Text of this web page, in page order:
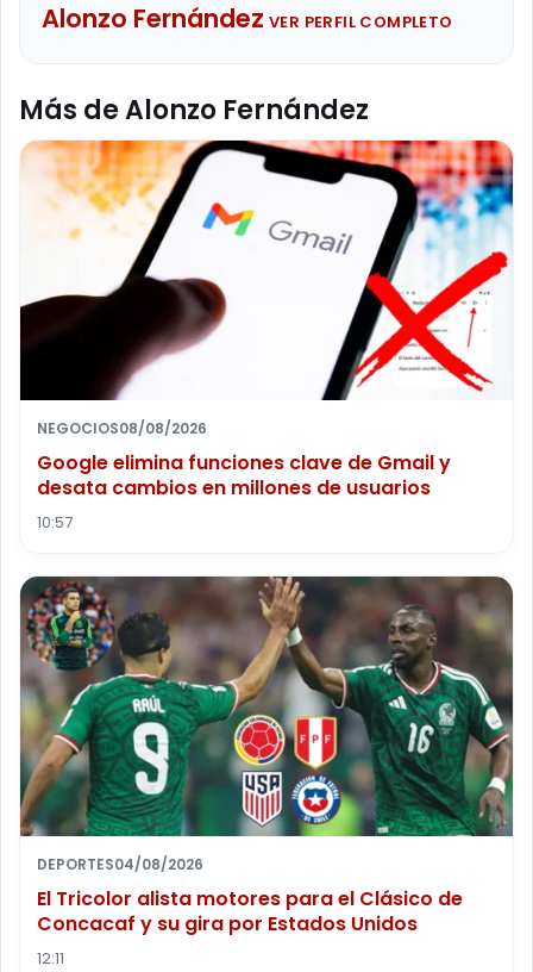
Alonzo Fernández VER PERFIL COMPLETO
Más de Alonzo Fernández
NEGOCIOS08/08/2026
Google elimina funciones clave de Gmail y
desata cambios en millones de usuarios
10:57
DEPORTES04/08/2026
El Tricolor alista motores para el Clásico de
Concacaf y su gira por Estados Unidos
12:11